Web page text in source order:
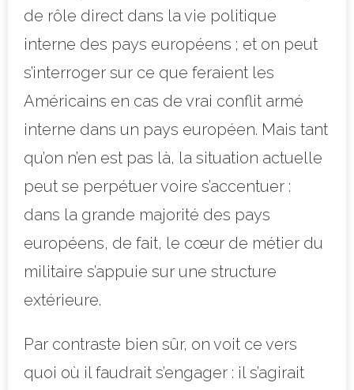
de rôle direct dans la vie politique
interne des pays européens ; et on peut
s’interroger sur ce que feraient les
Américains en cas de vrai conflit armé
interne dans un pays européen. Mais tant
qu’on n’en est pas là, la situation actuelle
peut se perpétuer voire s’accentuer :
dans la grande majorité des pays
européens, de fait, le cœur de métier du
militaire s’appuie sur une structure
extérieure.
Par contraste bien sûr, on voit ce vers
quoi où il faudrait s’engager : il s’agirait